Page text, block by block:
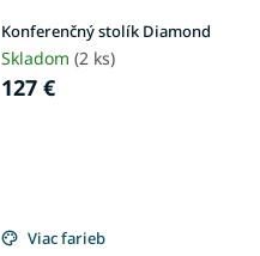
Konferenčný stolík Diamond
Skladom (2 ks)
127 €
Viac farieb